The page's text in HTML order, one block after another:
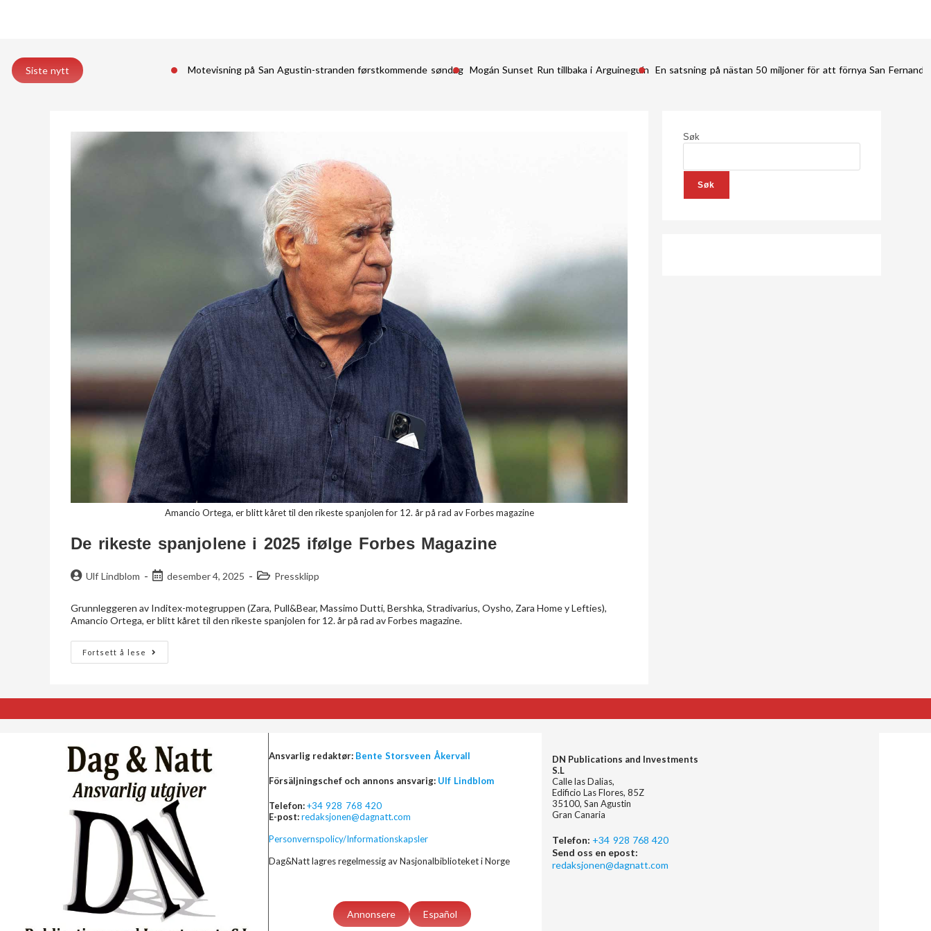
Siste nytt Motevisning på San Agustin-stranden førstkommende søndag Mogán Sunset Run tillbaka i Arguineguín En satsning på nästan 50 miljoner för att förnya San
Amancio Ortega, er blitt kåret til den rikeste spanjolen for 12. år på rad av Forbes magazine
De rikeste spanjolene i 2025 ifølge Forbes Magazine
Ulf Lindblom desember 4, 2025 Pressklipp
Grunnleggeren av Inditex-motegruppen (Zara, Pull&Bear, Massimo Dutti, Bershka, Stradivarius, Oysho, Zara Home y Lefties),
Amancio Ortega, er blitt kåret til den rikeste spanjolen for 12. år på rad av Forbes magazine.
Fortsett å lese
Søk
Søk
Ansvarlig redaktør: Bente Storsveen Åkervall
Försäljningschef och annons ansvarig: Ulf Lindblom
Telefon:+34 928 768 420
E-post:redaksjonen@dagnatt.com
Personvernspolicy/Informationskapsler
Dag&Natt lagres regelmessig av Nasjonalbiblioteket i Norge
Annonsere Español
DN Publications and Investments
S.L
Calle las Dalias,
Edificio Las Flores, 85Z
35100, San Agustin
Gran Canaria
Telefon: +34 928 768 420
Send oss en epost:
redaksjonen@dagnatt.com